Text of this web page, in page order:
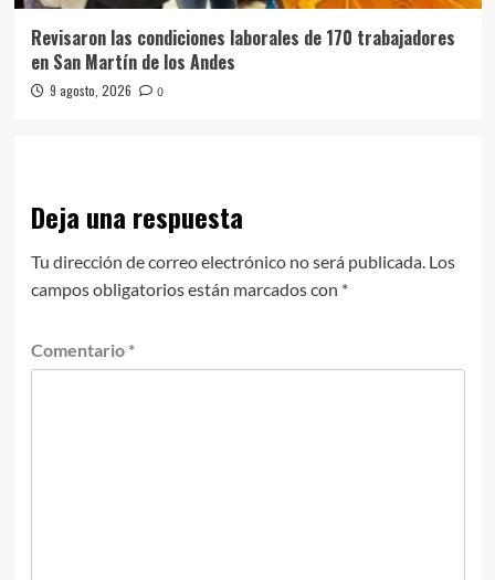
Revisaron las condiciones laborales de 170 trabajadores
en San Martín de los Andes
9 agosto, 2026 0
Deja una respuesta
Tu dirección de correo electrónico no será publicada. Los
campos obligatorios están marcados con *
Comentario *